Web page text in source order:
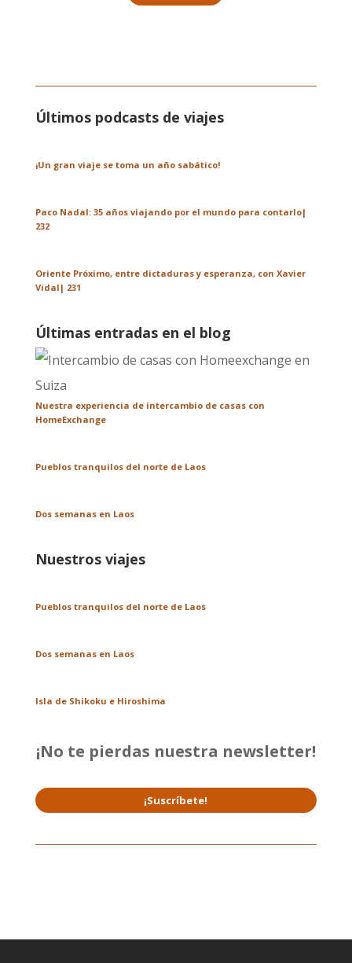
Últimos podcasts de viajes
¡Un gran viaje se toma un año sabático!
Paco Nadal: 35 años viajando por el mundo para contarlo|
232
Oriente Próximo, entre dictaduras y esperanza, con Xavier
Vidal| 231
Últimas entradas en el blog
Nuestra experiencia de intercambio de casas con
HomeExchange
Pueblos tranquilos del norte de Laos
Dos semanas en Laos
Nuestros viajes
Pueblos tranquilos del norte de Laos
Dos semanas en Laos
Isla de Shikoku e Hiroshima
¡No te pierdas nuestra newsletter!
¡Suscríbete!